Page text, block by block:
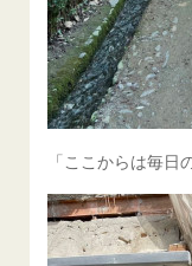
「ここからは毎日